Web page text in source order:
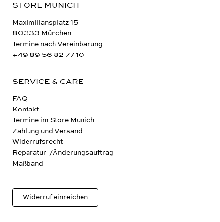
STORE MUNICH
Maximiliansplatz 15
80333 München
Termine nach Vereinbarung
+49 89 56 82 77 10
SERVICE & CARE
FAQ
Kontakt
Termine im Store Munich
Zahlung und Versand
Widerrufsrecht
Reparatur-/Änderungsauftrag
Maßband
Widerruf einreichen